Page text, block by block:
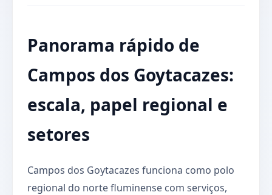
Panorama rápido de
Campos dos Goytacazes:
escala, papel regional e
setores
Campos dos Goytacazes funciona como polo
regional do norte fluminense com serviços,